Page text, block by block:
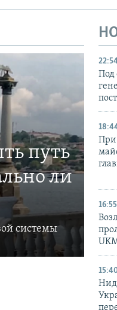
путь
ли
системы
Под
При
16:55